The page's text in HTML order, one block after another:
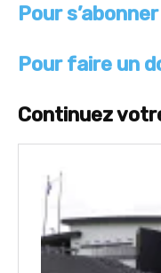
Pour
Pour faire un
Continuez